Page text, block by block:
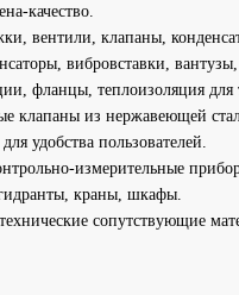
качество.
вентили, клапаны,
вибровставки,
фланцы, теплоизоляция для
клапаны из нержавеющей
удобства пользователей.
измерительные
краны, шкафы.
сопутствующие